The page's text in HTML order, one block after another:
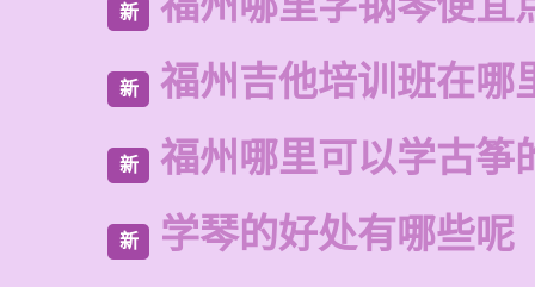
新
新 福州吉他培训班在哪
新 福州哪里可以学古筝
新 学琴的好处有哪些呢